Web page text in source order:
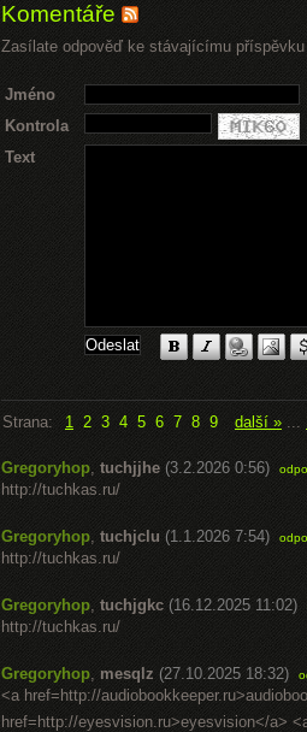
Komentáře
Zasílate odpověď ke stávajícímu příspěvku
Jméno
Kontrola
Text
Strana: 1 2 3 4 5 6 7 8 9 další » ...
Gregoryhop, tuchjjhe (3.2.2026 0:56)
http://tuchkas.ru/
Gregoryhop, tuchjclu (1.1.2026 7:54)
http://tuchkas.ru/
Gregoryhop, tuchjgkc (16.12.2025 11:02)
http://tuchkas.ru/
Gregoryhop, mesqlz (27.10.2025 18:32)
<a href=http://
href=http://eyesvision.ru>eyesvision</a>